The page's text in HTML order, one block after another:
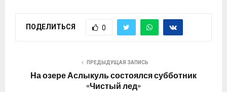
ПОДЕЛИТЬСЯ 0
ПРЕДЫДУЩАЯ ЗАПИСЬ
На озере Аслыкуль состоялся субботник
«Чистый лед»